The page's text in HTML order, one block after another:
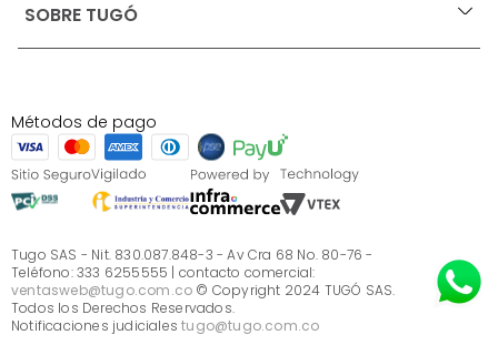
Ofertas vigentes
Términos, condiciones y restricciones para productos
S.A.S
Términos, condiciones y restricciones Tugó S.A.S
Instructivo cuidado de muebles
Sé parte de Tugó
¿Quiénes somos?
Servicio al cliente
SOBRE TUGÓ +
¿Quieres vender en Tugó?
Métodos de pago
Tugo SAS - Nit. 830.087.848-3 - Av Cra 68 No. 80-76 -
Teléfono: 333 6255555 | contacto comercial:
ventasweb@tugo.com.co © Copyright 2024 TUGÓ SAS.
Todos los Derechos Reservados.
Notificaciones judicialestugo@tugo.com.co